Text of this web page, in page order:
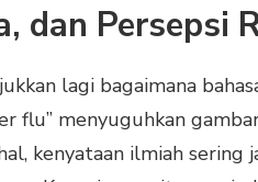
dan Persepsi
lagi bagaimana
flu” menyuguhkan
kenyataan ilmiah